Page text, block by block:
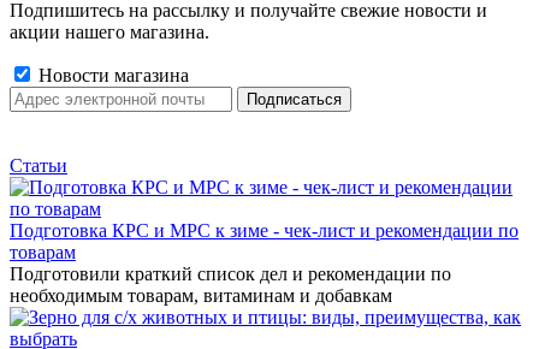
Подпишитесь на рассылку и получайте свежие новости и
акции нашего магазина.
Новости магазина
Статьи
Подготовка КРС и МРС к зиме - чек-лист и рекомендации по
товарам
Подготовили краткий список дел и рекомендации по
необходимым товарам, витаминам и добавкам